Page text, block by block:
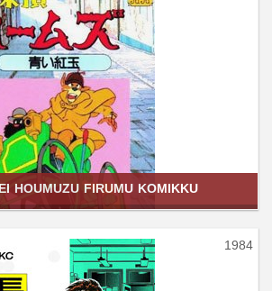
HOUMUZU FIRUMU KOMIKKU
1984